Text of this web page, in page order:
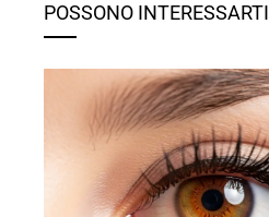
POSSONO INTERESSARTI